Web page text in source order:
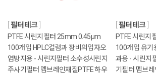
필터테크
PTFE 시린지필터 25mm 0.45μm
100개입 HPLC컬럼과 장비의입자오
염방지용 - 시린지필터 소수성시린지
주사기필터 멤브레인재질PTFE 하우
필터테크
PTFE 시린지
100개입 유기
과용 - 시린지
기필터 멤브